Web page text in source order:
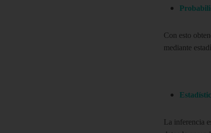
Con esto
mediante
La inferencia